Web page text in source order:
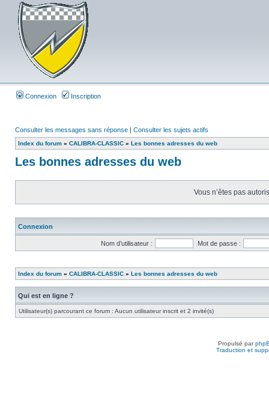
Connexion Inscription
Consulter les messages sans réponse | Consulter les sujets actifs
Index du forum » CALIBRA-CLASSIC » Les bonnes adresses du web
Les bonnes adresses du web
Vous n’êtes pas
Connexion
Nom d’utilisateur : Mot de passe :
Index du forum » CALIBRA-CLASSIC » Les bonnes adresses du web
Qui est en ligne ?
Utilisateur(s) parcourant ce forum : Aucun utilisateur inscrit et 2 invité(s)
Propulsé par
Traduction et